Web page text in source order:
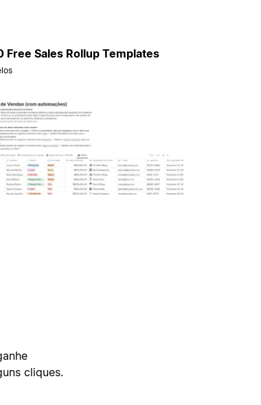
Free Sales Rollup Templates
cliques.